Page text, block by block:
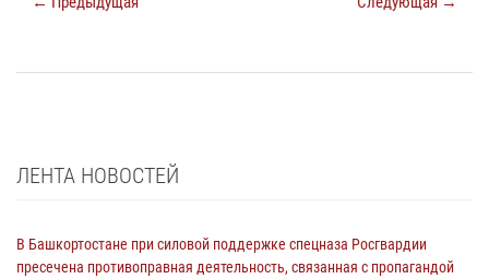
ЛЕНТА НОВОСТЕЙ
В Башкортостане при силовой поддержке спецназа Росгвардии
пресечена противоправная деятельность, связанная с пропагандой